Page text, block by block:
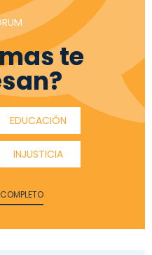
te
EDUCACIÓN
INJUSTICIA